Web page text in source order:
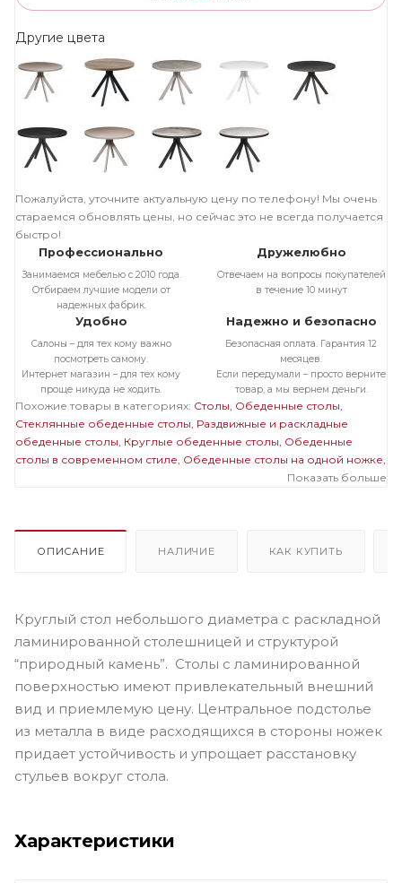
Другие цвета
Пожалуйста, уточните актуальную цену по телефону! Мы очень
стараемся обновлять цены, но сейчас это не всегда получается
быстро!
Профессионально
Занимаемся мебелью с 2010 года.
Отбираем лучшие модели от
надежных фабрик.
Дружелюбно
Отвечаем на вопросы покупателей
в течение 10 минут
Удобно
Салоны – для тех кому важно
посмотреть самому.
Интернет магазин – для тех кому
проще никуда не ходить.
Надежно и безопасно
Безопасная оплата. Гарантия 12
месяцев.
Если передумали – просто верните
товар, а мы вернем деньги.
Похожие товары в категориях: Столы Обеденные столы
Стеклянные обеденные столы Раздвижные и раскладные
обеденные столы Круглые обеденные столы Обеденные
столы в современном стиле Обеденные столы на одной ножке
Стеклянные
на одной ножке Круглые столы на одной ножке
Показать больше
ОПИСАНИЕ НАЛИЧИЕ КАК КУПИТЬ
Круглый стол небольшого диаметра с раскладной
ламинированной столешницей и структурой
“природный камень”. Столы с ламинированной
поверхностью имеют привлекательный внешний
вид и приемлемую цену. Центральное подстолье
из металла в виде расходящихся в стороны ножек
придает устойчивость и упрощает расстановку
стульев вокруг стола.
Характеристики